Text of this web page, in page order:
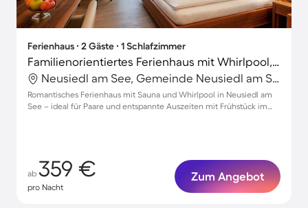
Ferienhaus ∙ 2 Gäste ∙ 1 Schlafzimmer
Familienorientiertes Ferienhaus mit Whirlpool, Garten und Terrasse | Haustierfreundlich
Neusiedl am See, Gemeinde Neusiedl am See, Österreich
Romantisches Ferienhaus mit Sauna und Whirlpool in Neusiedl am
See – ideal für Paare und entspannte Auszeiten mit Frühstück im
ab 359 €
pro Nacht
Zum Angebot